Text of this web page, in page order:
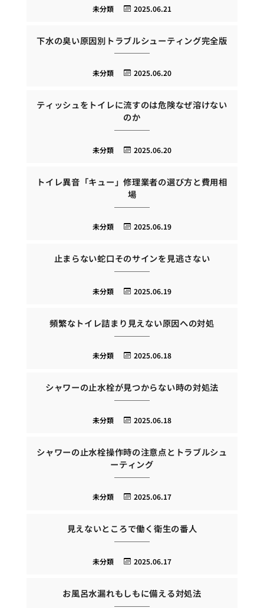
2025.06.21
未分類
下水の臭い原因別トラブルシューティング完全版
2025.06.20
未分類
ティッシュをトイレに流すのは危険なぜ溶けない
のか
2025.06.20
未分類
トイレ異音「キュー」修理業者の選び方と費用相
場
2025.06.19
未分類
止まらない蛇口そのサインを見逃さない
2025.06.19
未分類
頻繁なトイレ詰まり見えない原因への対処
2025.06.18
未分類
シャワーの止水栓が見つからない時の対処法
2025.06.18
未分類
シャワーの止水栓操作時の注意点とトラブルシュ
ーティング
2025.06.17
未分類
見えないところで働く衛生の番人
2025.06.17
未分類
お風呂水漏れもしもに備える対処法